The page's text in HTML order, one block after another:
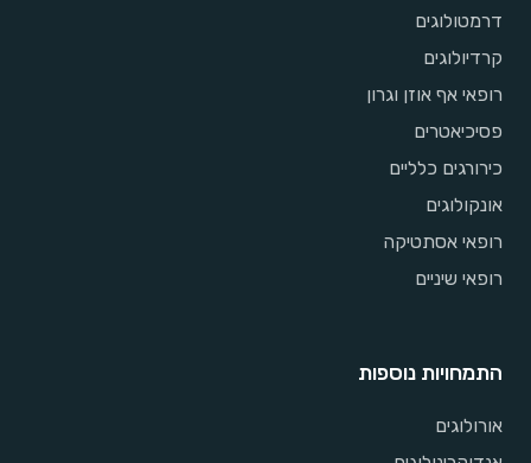
דרמטולוגים
קרדיולוגים
רופאי אף אוזן וגרון
פסיכיאטרים
כירורגים כלליים
אונקולוגים
רופאי אסתטיקה
רופאי שיניים
התמחויות נוספות
אורולוגים